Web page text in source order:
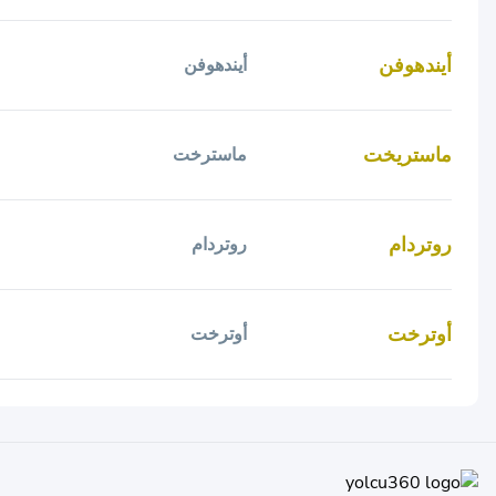
أيندهوفن أيندهوفن
ماستريخت ماسترخت
روتردام روتردام
أوترخت أوترخت